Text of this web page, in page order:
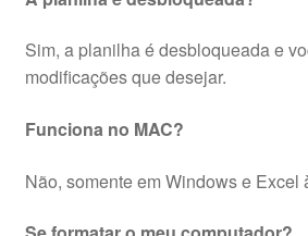
Sim, a planilha é desbloqueada e
modificações que desejar.
Funciona no MAC?
Não, somente em Windows e Excel